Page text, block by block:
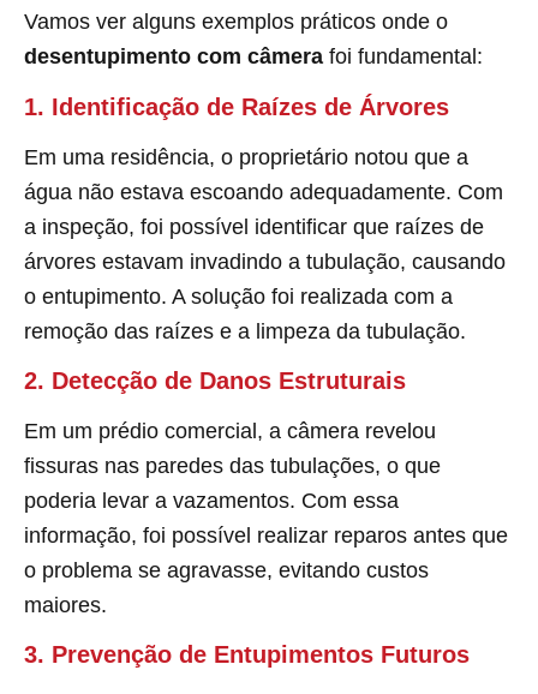
Vamos ver alguns exemplos práticos onde o
desentupimento com câmera foi fundamental:
1. Identificação de Raízes de Árvores
Em uma residência, o proprietário notou que a
água não estava escoando adequadamente. Com
a inspeção, foi possível identificar que raízes de
árvores estavam invadindo a tubulação, causando
o entupimento. A solução foi realizada com a
remoção das raízes e a limpeza da tubulação.
2. Detecção de Danos Estruturais
Em um prédio comercial, a câmera revelou
fissuras nas paredes das tubulações, o que
poderia levar a vazamentos. Com essa
informação, foi possível realizar reparos antes que
o problema se agravasse, evitando custos
maiores.
3. Prevenção de Entupimentos Futuros